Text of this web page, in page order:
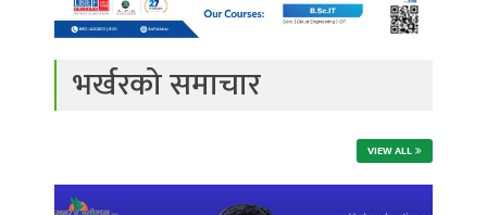
भर्खरको समाचार
VIEW ALL